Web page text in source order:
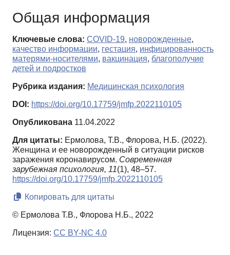
Общая информация
Ключевые слова: COVID-19, новорожденные,
качество информации, гестация, инфицированность
матерями-носителями, вакцинация, благополучие
детей и подростков
Рубрика издания: Медицинская психология
DOI: https://doi.org/10.17759/jmfp.2022110105
Опубликована 11.04.2022
Для цитаты: Ермолова, Т.В., Флорова, Н.Б. (2022).
Женщина и ее новорожденный в ситуации рисков
заражения коронавирусом. Современная
зарубежная психология, 11(1), 48–57.
https://doi.org/10.17759/jmfp.2022110105
Копировать для цитаты
© Ермолова Т.В., Флорова Н.Б., 2022
Лицензия: CC BY-NC 4.0